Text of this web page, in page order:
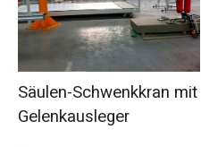
Säulen-Schwenkkran mit
Gelenkausleger